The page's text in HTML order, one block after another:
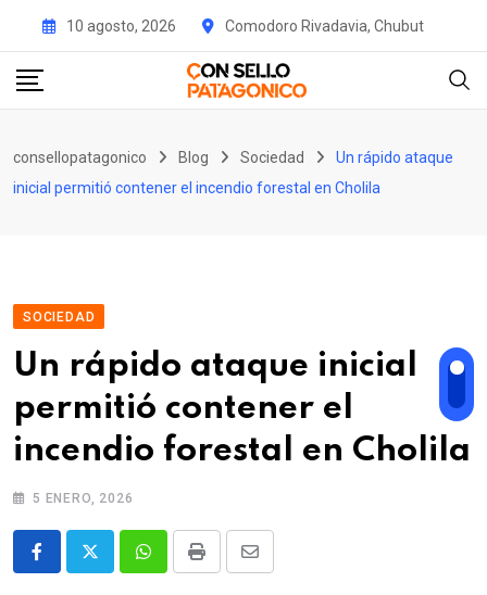
content
10 agosto, 2026 Comodoro Rivadavia, Chubut
consellopatagonico Blog Sociedad
Un rápido ataque
inicial permitió contener el incendio forestal en Cholila
SOCIEDAD
Un rápido ataque inicial
permitió contener el
incendio forestal en Cholila
5 ENERO, 2026
WhatsappPrint
Share